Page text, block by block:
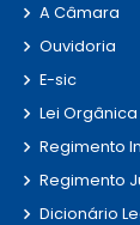
A Câmara
Ouvidoria
E-sic
Lei Orgânica
Regimento
Regimento
Dicionário